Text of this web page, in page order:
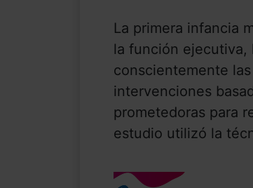
La primera infancia
la función ejecutiva,
conscientemente
intervenciones
prometedoras para
estudio utilizó la